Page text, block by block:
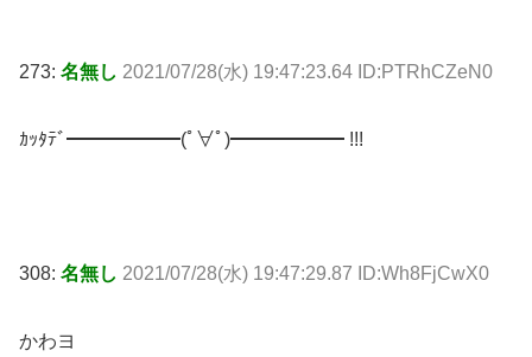
273: 名無し 2021/07/28(水) 19:47:23.64 ID:PTRhCZeN0
ｶｯﾀﾃﾞ━━━━━━(ﾟ∀ﾟ)━━━━━━ !!!
308: 名無し 2021/07/28(水) 19:47:29.87 ID:Wh8FjCwX0
かわヨ